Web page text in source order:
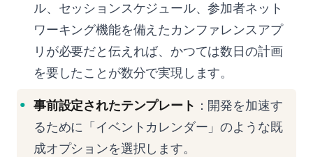
ル、セッションスケジュール、参加者ネット
ワーキング機能を備えたカンファレンスアプ
リが必要だと伝えれば、かつては数日の計画
を要したことが数分で実現します。
事前設定されたテンプレート ：開発を加速す
るために「イベントカレンダー」のような既
成オプションを選択します。